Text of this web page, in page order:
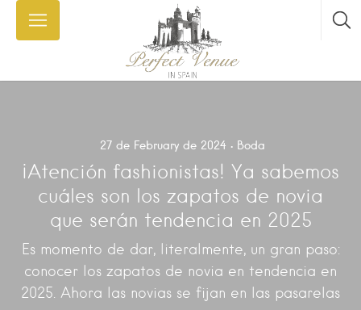
27 de February de 2024 Boda
¡Atención fashionistas! Ya sabemos
cuáles son los zapatos de novia
que serán tendencia en 2025
Es momento de dar, literalmente, un gran paso:
conocer los zapatos de novia en tendencia en
2025. Ahora las novias se fijan en las pasarelas